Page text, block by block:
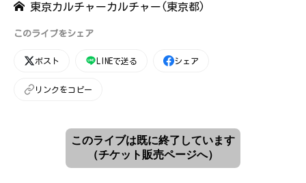
東京カルチャーカルチャー(東京都)
このライブをシェア
ポスト LINEで送る シェア
リンクをコピー
このライブは既に終了しています
（チケット販売ページへ）